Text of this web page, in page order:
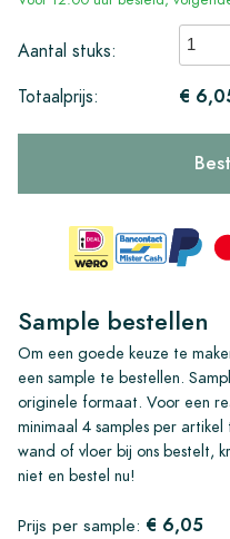
Aantal stuks:
Totaalprijs:
€
Sample bestellen
Om een goede keuze te
een sample te bestellen.
originele formaat. Voor een
minimaal 4 samples per
wand of vloer bij ons bestelt,
niet en bestel nu!
Prijs per sample: € 6,05